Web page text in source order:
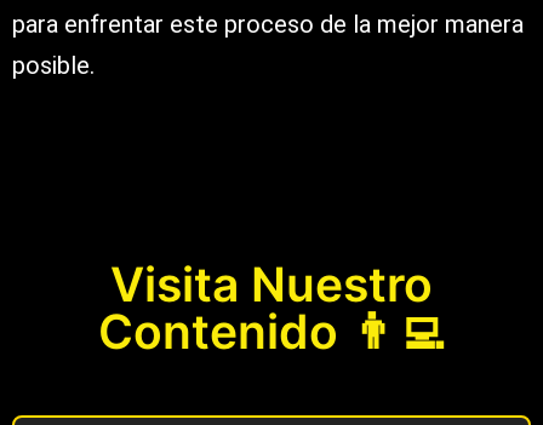
para enfrentar este proceso de la mejor manera
posible.
Visita Nuestro
Contenido 👨‍💻